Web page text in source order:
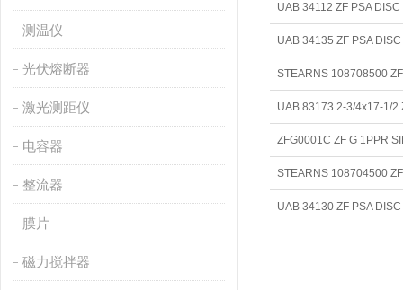
测温仪
光伏熔断器
激光测距仪
电容器
整流器
膜片
磁力搅拌器
UAB 34112 ZF PSA
UAB 34135 ZF PSA
STEARNS 108708500
UAB 83173 2-3/4x17-1/2
ZFG0001C ZF G 1PPR
STEARNS 108704500
UAB 34130 ZF PSA